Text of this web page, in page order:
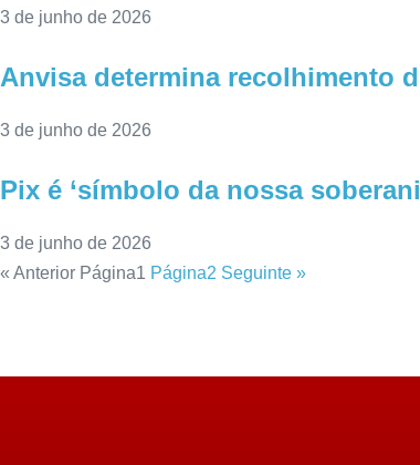
3 de junho de 2026
Anvisa determina recolhimento
3 de junho de 2026
Pix é ‘símbolo da nossa
3 de junho de 2026
« Anterior Página1 Página2 Seguinte »